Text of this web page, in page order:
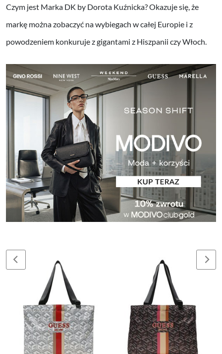
Czym jest Marka DK by Dorota Kuźnicka? Okazuje się, że
markę można zobaczyć na wybiegach w całej Europie i z
powodzeniem konkuruje z gigantami z Hiszpanii czy Włoch.